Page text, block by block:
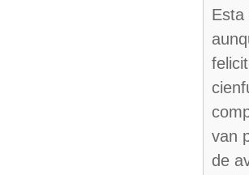
Esta
van
de